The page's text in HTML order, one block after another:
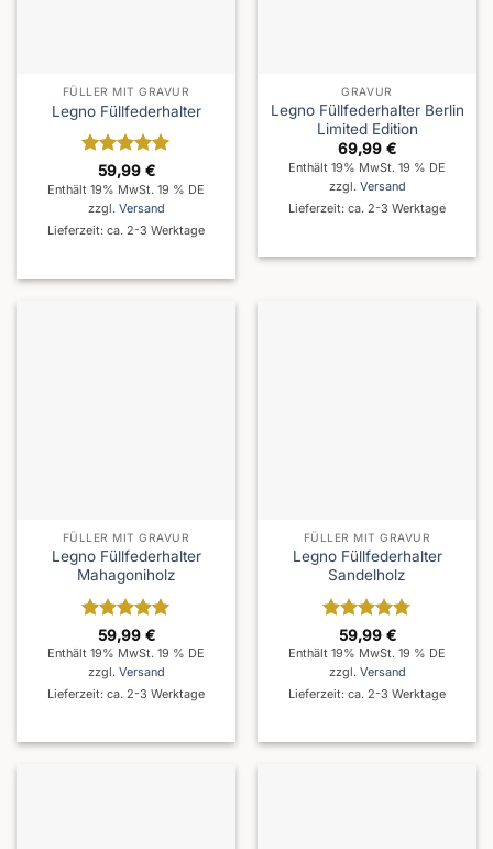
FÜLLER MIT GRAVUR
Legno Füllfederhalter
Bewertet
mit 5von
5
59,99 €
Enthält 19% MwSt. 19 % DE
zzgl. Versand
Lieferzeit: ca. 2-3 Werktage
GRAVUR
Legno Füllfederhalter Berlin
Limited Edition
69,99 €
Enthält 19% MwSt. 19 % DE
zzgl. Versand
Lieferzeit: ca. 2-3 Werktage
FÜLLER MIT GRAVUR
Legno Füllfederhalter
Mahagoniholz
Bewertet
mit5von
5
59,99 €
Enthält 19% MwSt. 19 % DE
zzgl. Versand
Lieferzeit: ca. 2-3 Werktage
FÜLLER MIT GRAVUR
Legno Füllfederhalter
Sandelholz
Bewertet
mit4.75
von 5
59,99 €
Enthält 19% MwSt. 19 % DE
zzgl. Versand
Lieferzeit: ca. 2-3 Werktage